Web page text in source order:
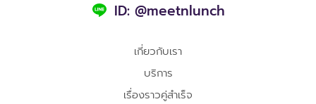
ID: @meetnlunch
เกี่ยวกับเรา
บริการ
เรื่องราวคู่สำเร็จ